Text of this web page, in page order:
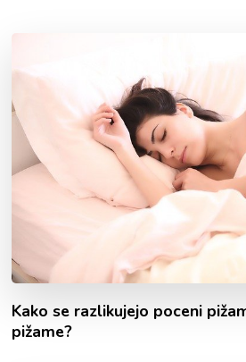
Kako se razlikujejo poceni
pižame?